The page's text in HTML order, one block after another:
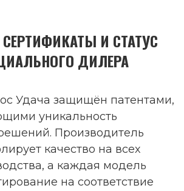
И СТАТУС
ДИЛЕРА
Удача защищён патентами,
уникальность
Производитель
качество на всех
а каждая модель
на соответствие